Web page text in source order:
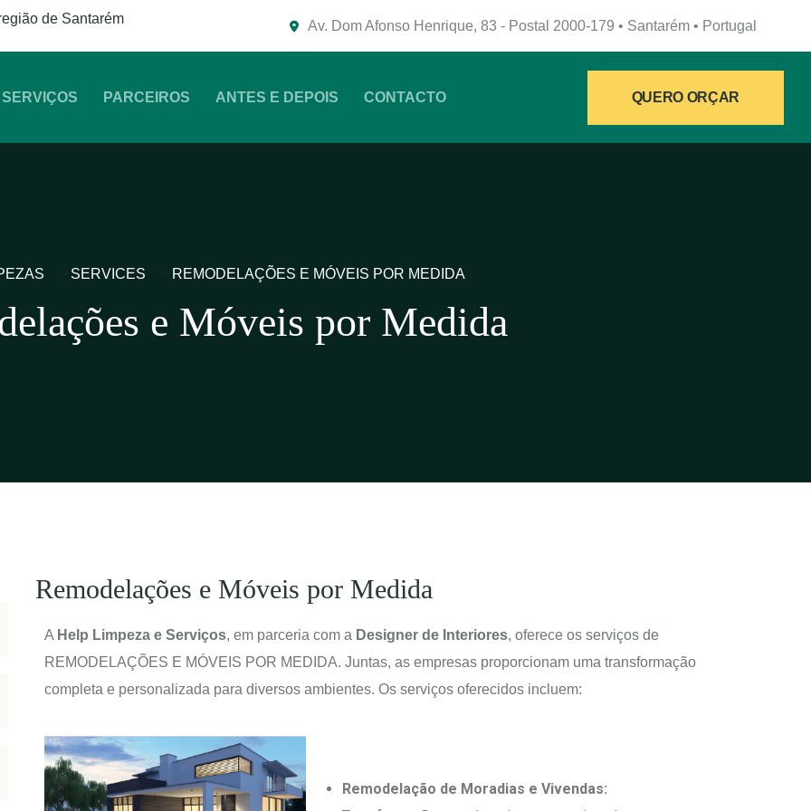
de Santarém Av. Dom Afonso Henrique, 83 - Postal 2000-179 • Santarém • Portugal
SERVIÇOS PARCEIROS ANTES E DEPOIS CONTACTO QUERO ORÇAR
> SERVICES > REMODELAÇÕES E MÓVEIS POR MEDIDA
e Móveis por Medida
Remodelações e Móveis por Medida
A Help Limpeza e Serviços, em parceria com a Designer de Interiores, oferece os serviços de
REMODELAÇÕES E MÓVEIS POR MEDIDA. Juntas, as empresas proporcionam uma transformação
completa e personalizada para diversos ambientes. Os serviços oferecidos incluem:
Remodelação de Moradias e Vivendas: